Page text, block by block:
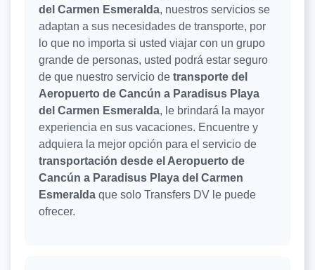
del Carmen Esmeralda, nuestros servicios se
adaptan a sus necesidades de transporte, por
lo que no importa si usted viajar con un grupo
grande de personas, usted podrá estar seguro
de que nuestro servicio de transporte del
Aeropuerto de Cancún a Paradisus Playa
del Carmen Esmeralda, le brindará la mayor
experiencia en sus vacaciones. Encuentre y
adquiera la mejor opción para el servicio de
transportación desde el Aeropuerto de
Cancún a Paradisus Playa del Carmen
Esmeralda que solo Transfers DV le puede
ofrecer.